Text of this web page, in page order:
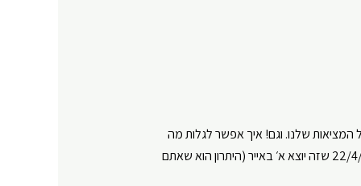
שלנו. וגם! איך אפשר לגלות מה
מסתתר בתוכו. הערה קטנה: בתחילת הפרק אנחנו מדברות קצת על האנרגיה של חודש אייר (חודש הרפואה). הפרק הוקלט ב22/4/23 שזה יוצא א׳ באייר (היתרון הוא שאתם